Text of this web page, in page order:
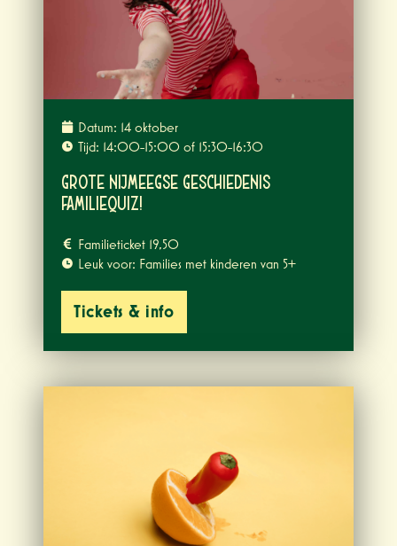
Datum: 14 oktober
Tijd: 14:00-15:00 of 15:30-16:30
Grote Nijmeegse Geschiedenis
Familiequiz!
Familieticket 19,50
Leuk voor: Families met kinderen van 5+
Tickets & info